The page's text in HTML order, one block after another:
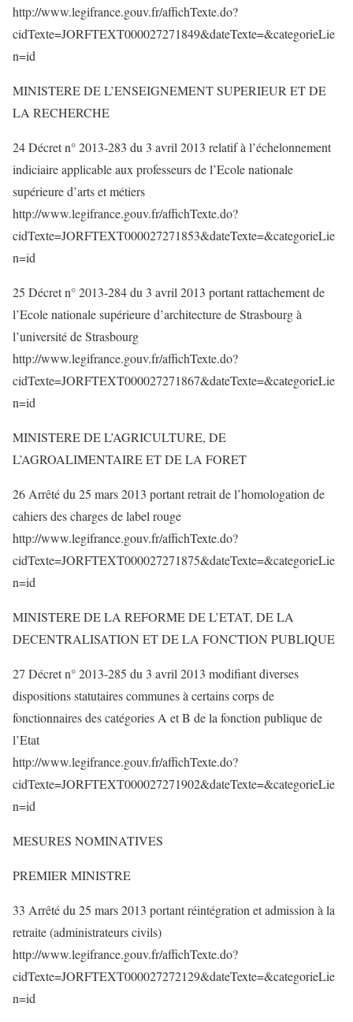
http://www.legifrance.gouv.fr/affichTexte.do?
cidTexte=JORFTEXT000027271849&dateTexte=&categorieLie
n=id
MINISTERE DE L’ENSEIGNEMENT SUPERIEUR ET DE
LA RECHERCHE
24 Décret n° 2013-283 du 3 avril 2013 relatif à l’échelonnement
indiciaire applicable aux professeurs de l’Ecole nationale
supérieure d’arts et métiers
http://www.legifrance.gouv.fr/affichTexte.do?
cidTexte=JORFTEXT000027271853&dateTexte=&categorieLie
n=id
25 Décret n° 2013-284 du 3 avril 2013 portant rattachement de
l’Ecole nationale supérieure d’architecture de Strasbourg à
l’université de Strasbourg
http://www.legifrance.gouv.fr/affichTexte.do?
cidTexte=JORFTEXT000027271867&dateTexte=&categorieLie
n=id
MINISTERE DE L’AGRICULTURE, DE
L’AGROALIMENTAIRE ET DE LA FORET
26 Arrêté du 25 mars 2013 portant retrait de l’homologation de
cahiers des charges de label rouge
http://www.legifrance.gouv.fr/affichTexte.do?
cidTexte=JORFTEXT000027271875&dateTexte=&categorieLie
n=id
MINISTERE DE LA REFORME DE L’ETAT, DE LA
DECENTRALISATION ET DE LA FONCTION PUBLIQUE
27 Décret n° 2013-285 du 3 avril 2013 modifiant diverses
dispositions statutaires communes à certains corps de
fonctionnaires des catégories A et B de la fonction publique de
l’Etat
http://www.legifrance.gouv.fr/affichTexte.do?
cidTexte=JORFTEXT000027271902&dateTexte=&categorieLie
n=id
MESURES NOMINATIVES
PREMIER MINISTRE
33 Arrêté du 25 mars 2013 portant réintégration et admission à la
retraite (administrateurs civils)
http://www.legifrance.gouv.fr/affichTexte.do?
cidTexte=JORFTEXT000027272129&dateTexte=&categorieLie
n=id